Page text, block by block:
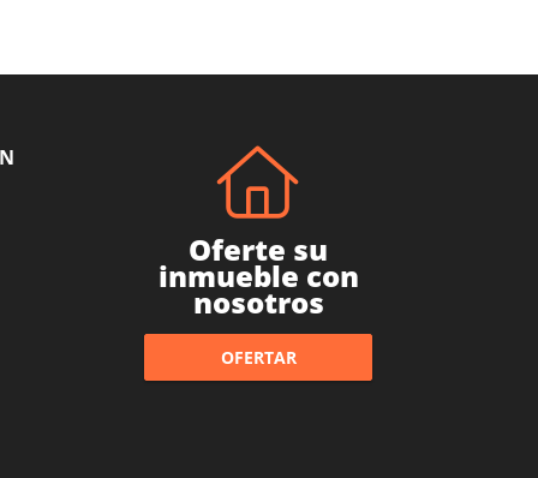
Oferte su
inmueble con
nosotros
OFERTAR